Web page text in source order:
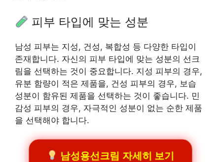
피부 타입에 맞는 성분
남성 피부는 지성, 건성, 복합성 등 다양한 타입이
존재합니다. 자신의 피부 타입에 맞는 성분의 선크
림을 선택하는 것이 중요합니다. 지성 피부의 경우,
유분 함량이 적은 제품을, 건성 피부의 경우, 보습
성분이 함유된 제품을 선택하는 것이 좋습니다. 민
감성 피부의 경우, 자극적인 성분이 없는 순한 제품
을 선택해야 합니다.
남성용선크림 자세히 보기